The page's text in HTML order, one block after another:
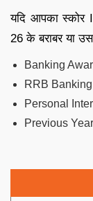
यदि आपका
26 के बराबर या
Banking
RRB Banking
Personal
Previous